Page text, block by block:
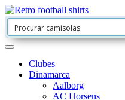
Clubes
Dinamarca
Aalborg
AC Horsens